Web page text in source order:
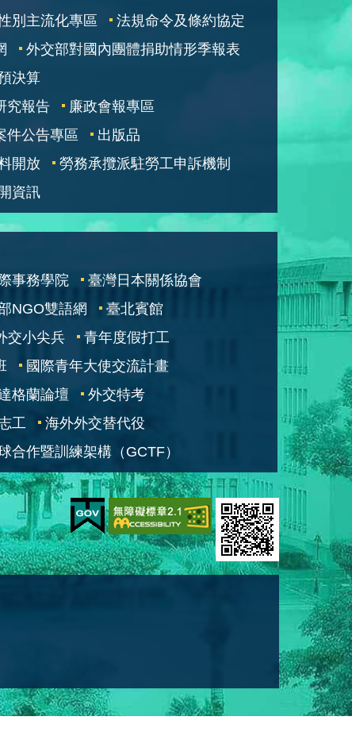
別主流化專區
法規命令及條約協定
外交部對國內團體捐助情形季報表
決算
究報告
廉政會報專區
件公告專區
出版品
開放
勞務承攬派駐勞工申訴機制
資訊
事務學院
臺灣日本關係協會
NGO雙語網
臺北賓館
交小尖兵
青年度假打工
國際青年大使交流計畫
格蘭論壇
外交特考
工
海外外交替代役
合作暨訓練架構（GCTF）